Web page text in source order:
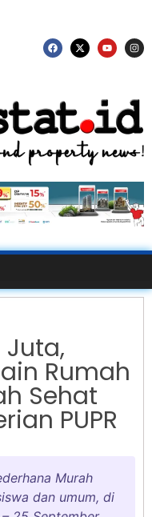
Juta,
Rumah
Sehat
PUPR
Murah
dan umum, di